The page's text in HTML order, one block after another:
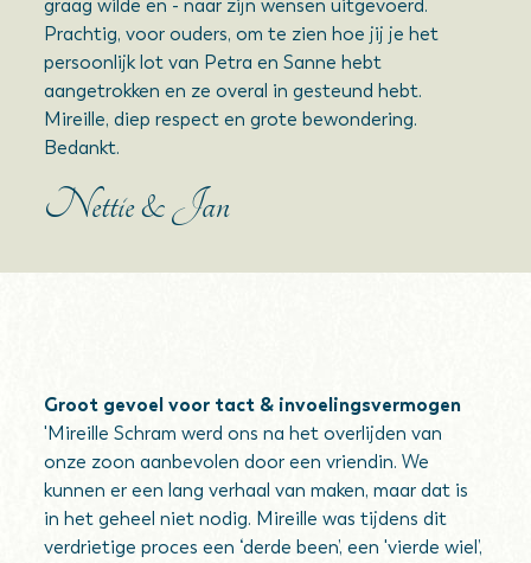
graag wilde en - naar zijn wensen uitgevoerd.
Prachtig, voor ouders, om te zien hoe jij je het
persoonlijk lot van Petra en Sanne hebt
aangetrokken en ze overal in gesteund hebt.
Mireille, diep respect en grote bewondering.
Bedankt.
Nettie & Jan
Groot gevoel voor tact & invoelingsvermogen
'Mireille Schram werd ons na het overlijden van
onze zoon aanbevolen door een vriendin. We
kunnen er een lang verhaal van maken, maar dat is
in het geheel niet nodig. Mireille was tijdens dit
verdrietige proces een ‘derde been’, een 'vierde wiel’,